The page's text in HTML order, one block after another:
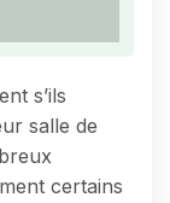
s’ils
salle de
certains